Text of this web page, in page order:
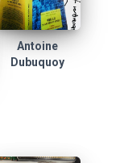
Antoine
Dubuquoy